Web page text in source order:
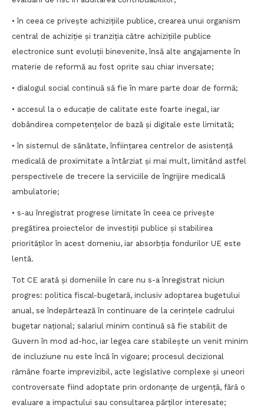
• în ceea ce privește achizițiile publice, crearea unui organism
central de achiziție și tranziția către achizițiile publice
electronice sunt evoluții binevenite, însă alte angajamente în
materie de reformă au fost oprite sau chiar inversate;
• dialogul social continuă să fie în mare parte doar de formă;
• accesul la o educație de calitate este foarte inegal, iar
dobândirea competențelor de bază și digitale este limitată;
• în sistemul de sănătate, înființarea centrelor de asistență
medicală de proximitate a întârziat și mai mult, limitând astfel
perspectivele de trecere la serviciile de îngrijire medicală
ambulatorie;
• s-au înregistrat progrese limitate în ceea ce privește
pregătirea proiectelor de investiții publice și stabilirea
priorităților în acest domeniu, iar absorbția fondurilor UE este
lentă.
Tot CE arată și domeniile în care nu s-a înregistrat niciun
progres: politica fiscal-bugetară, inclusiv adoptarea bugetului
anual, se îndepărtează în continuare de la cerințele cadrului
bugetar național; salariul minim continuă să fie stabilit de
Guvern în mod ad-hoc, iar legea care stabilește un venit minim
de incluziune nu este încă în vigoare; procesul decizional
rămâne foarte imprevizibil, acte legislative complexe și uneori
controversate fiind adoptate prin ordonanțe de urgență, fără o
evaluare a impactului sau consultarea părților interesate;